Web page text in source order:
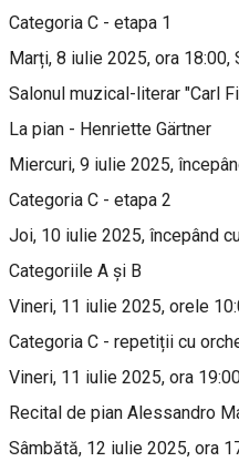
Categoria C - etapa 1
Marți, 8 iulie 2025, ora 18:00,
Salonul muzical-literar "Carl
La pian - Henriette Gärtner
Miercuri, 9 iulie 2025,
Categoria C - etapa 2
Joi, 10 iulie 2025, începând
Categoriile A și B
Vineri, 11 iulie 2025, orele
Categoria C - repetiții cu
Vineri, 11 iulie 2025, ora
Recital de pian Alessandro
Sâmbătă, 12 iulie 2025, ora